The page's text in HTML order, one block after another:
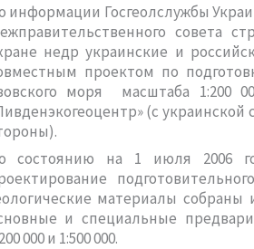
информации Госгеолслужбы
совета
недр украинские и
проектом по
моря масштаба 1:200
(с
состоянию на 1 июля 2006
материалы
и специальные
000 и 1:500 000.